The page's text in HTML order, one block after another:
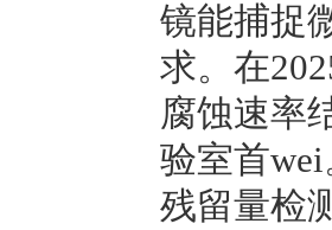
镜能捕捉
求。在
腐蚀速率
验室首
残留量检